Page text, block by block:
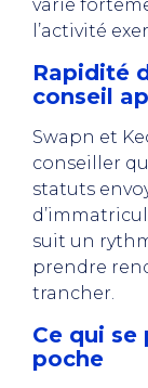
varie
l’activité
Rapidité
conseil
Swapn et
conseiller
statuts
suit un
prendre
trancher.
Ce qui se
poche